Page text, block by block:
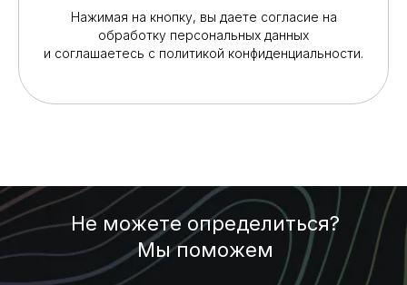
Нажимая на кнопку, вы даете согласие на
обработку персональных данных
и соглашаетесь c политикой конфиденциальности.
Не можете определиться?
Мы поможем